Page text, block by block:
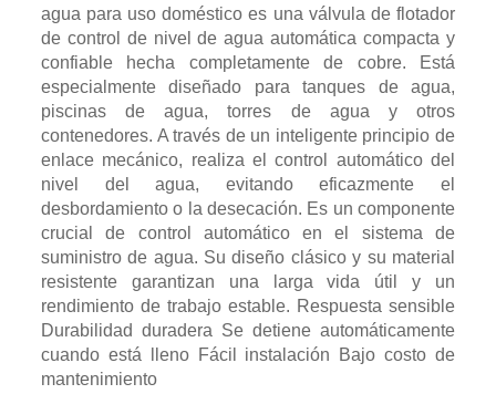
agua para uso doméstico es una válvula de flotador
de control de nivel de agua automática compacta y
confiable hecha completamente de cobre. Está
especialmente diseñado para tanques de agua,
piscinas de agua, torres de agua y otros
contenedores. A través de un inteligente principio de
enlace mecánico, realiza el control automático del
nivel del agua, evitando eficazmente el
desbordamiento o la desecación. Es un componente
crucial de control automático en el sistema de
suministro de agua. Su diseño clásico y su material
resistente garantizan una larga vida útil y un
rendimiento de trabajo estable. Respuesta sensible
Durabilidad duradera Se detiene automáticamente
cuando está lleno Fácil instalación Bajo costo de
mantenimiento